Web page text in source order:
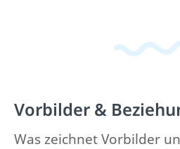
Vorbilder &
Was zeichnet Vorbilder